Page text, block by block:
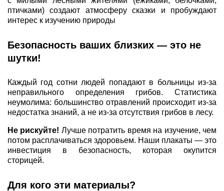
птичками) создают атмосферу сказки и пробуждают
интерес к изучению природы
Безопасность ваших близких — это не
шутки!
Каждый год сотни людей попадают в больницы из-за
неправильного определения грибов. Статистика
неумолима: большинство отравлений происходит из-за
недостатка знаний, а не из-за отсутствия грибов в лесу.
Не рискуйте! Лучше потратить время на изучение, чем
потом расплачиваться здоровьем. Наши плакаты — это
инвестиция в безопасность, которая окупится
сторицей.
Для кого эти материалы?